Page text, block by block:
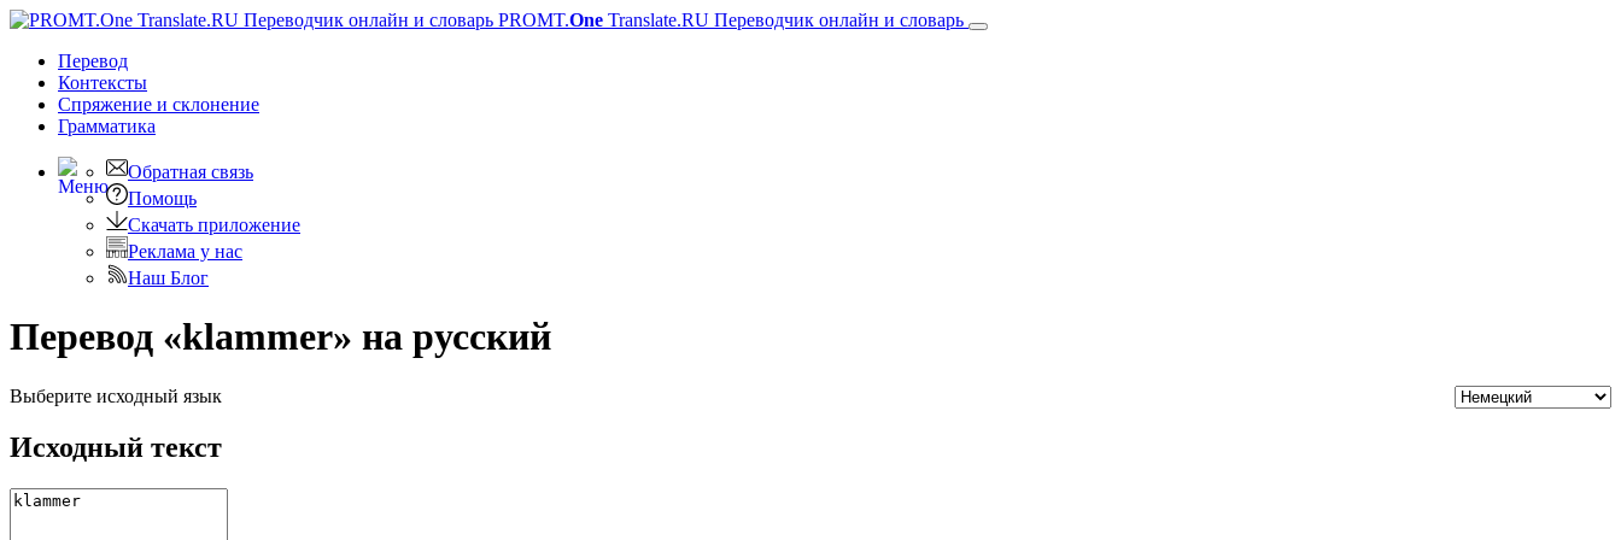
PROMT.One Translate.RU Переводчик онлайн и словарь
Перевод
Контексты
Спряжение и склонение
Грамматика
Обратная связь
Помощь
Скачать приложение
Реклама у нас
Наш Блог
Перевод «klammer» на русский
Выберите исходный язык
Исходный текст